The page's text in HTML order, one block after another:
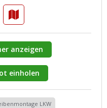
anzeigen
einholen
LKW